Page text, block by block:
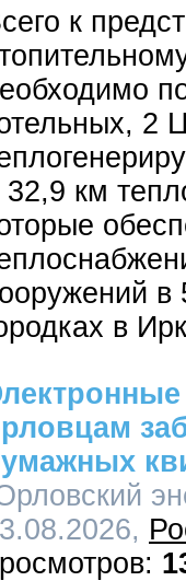
к
2
32,9 км
в
в